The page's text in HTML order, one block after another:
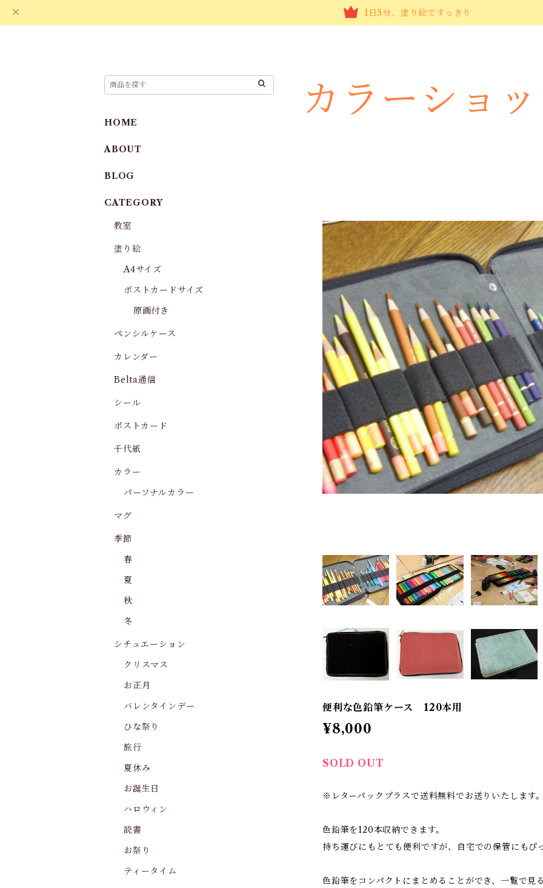
1日5分、塗り絵ですっきり
便利な色鉛筆ケース 120本用
¥8,000
SOLD OUT
※レターパックプラスで送料無料でお送りいたします
色鉛筆を120本収納できます。
持ち運びにもとても便利ですが、自宅での保管にもぴ
色鉛筆をコンパクトにまとめることができ、一覧で見
HOME
ABOUT
BLOG
CATEGORY
教室
塗り絵
A4サイズ
ポストカードサイズ
原画付き
ペンシルケース
カレンダー
Belta通信
シール
ポストカード
千代紙
カラー
パーソナルカラー
マグ
季節
春
夏
秋
冬
シチュエーション
クリスマス
お正月
バレンタインデー
ひな祭り
旅行
夏休み
お誕生日
ハロウィン
読書
お祭り
ティータイム